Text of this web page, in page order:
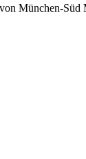
München-Süd